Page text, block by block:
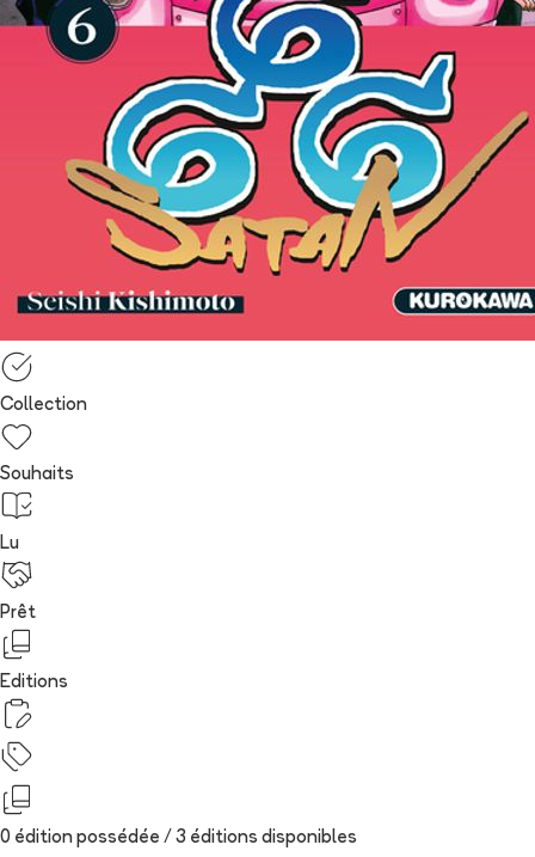
Collection
Souhaits
Lu
Prêt
Editions
0 édition possédée / 3 éditions disponibles